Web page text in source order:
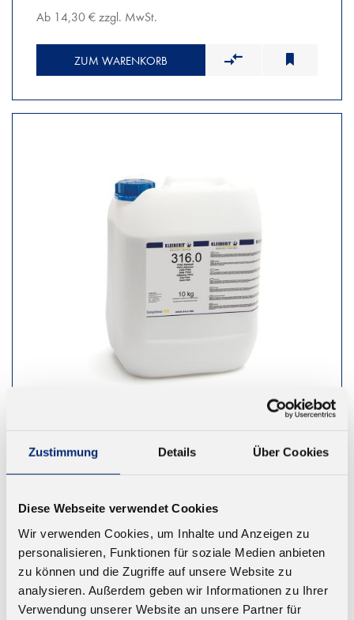
Zustimmung Details Über Cookies
Diese Webseite verwendet Cookies
Wir verwenden Cookies, um Inhalte und Anzeigen zu
personalisieren, Funktionen für soziale Medien anbieten
zu können und die Zugriffe auf unsere Website zu
analysieren. Außerdem geben wir Informationen zu Ihrer
Verwendung unserer Website an unsere Partner für
Ab 14,30 € zzgl. MwSt.
ZUM WARENKORB
ZUM WARENKORB